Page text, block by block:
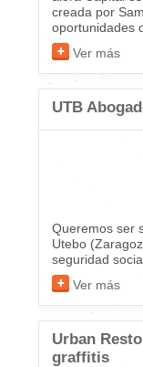
creada por
oportunidades
Ver más
UTB
Queremos ser
Utebo
seguridad
Ver más
Urban
graffitis